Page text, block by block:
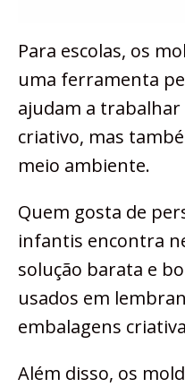
Para escolas, os
uma ferramenta
ajudam a trabalhar
criativo, mas
meio ambiente.
Quem gosta de
infantis encontra
solução barata e
usados em
embalagens
Além disso, os